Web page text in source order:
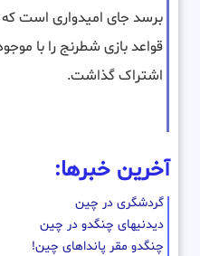
برسد جای امیدواری است که
قواعد بازی شطرنج را با
اشتراک گذاشت.
آخرین خبرها:
گردشگری در چین
دیدنیهای چنگدو در چین
چنگدو مقر پانداهای چین!